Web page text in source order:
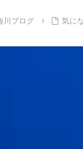
川ブログ 気に